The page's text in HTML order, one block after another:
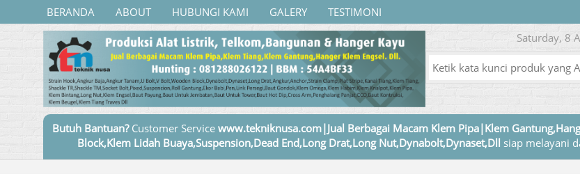
BERANDA ABOUT HUBUNGI KAMI GALERY
TESTIMONI
Saturday, 8
Butuh Bantuan?Customer Service www.tekniknusa.com|Jual Berbagai Macam Klem Pipa|Klem
Block,Klem Lidah Buaya,Suspension,Dead End,Long Drat,Long Nut,Dynabolt,Dynaset,Dll siap melayani